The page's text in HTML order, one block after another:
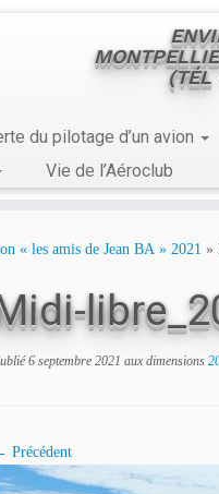
(TÉL
du pilotage d’un avion
Vie de l’Aéroclub
« les amis de Jean BA » 2021 »
6 septembre 2021 aux dimensions
Précédent